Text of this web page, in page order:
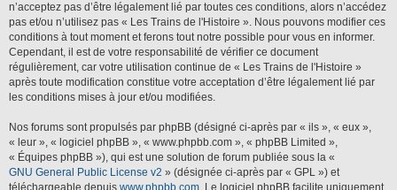
n’acceptez pas d’être légalement lié par toutes ces conditions, alors n’accédez
pas et/ou n’utilisez pas « Les Trains de l'Histoire ». Nous pouvons modifier ces
conditions à tout moment et ferons tout notre possible pour vous en informer.
Cependant, il est de votre responsabilité de vérifier ce document
régulièrement, car votre utilisation continue de « Les Trains de l'Histoire »
après toute modification constitue votre acceptation d’être légalement lié par
les conditions mises à jour et/ou modifiées.
Nos forums sont propulsés par phpBB (désigné ci-après par « ils », « eux »,
« leur », « logiciel phpBB », « www.phpbb.com », « phpBB Limited »,
« Équipes phpBB »), qui est une solution de forum publiée sous la «
GNU General Public License v2 » (désignée ci-après par « GPL ») et
téléchargeable depuis www.phpbb.com. Le logiciel phpBB facilite uniquement